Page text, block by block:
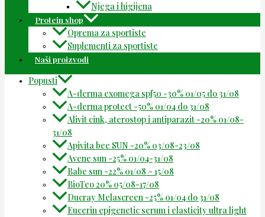
Njega i higijena
Protein shop
Oprema za sportiste
Suplementi za sportiste
Naši proizvodi
Popusti
A-derma exomega spf50 -30% 01/05 do 31/08
A-derma protect -50% 01/04 do 31/08
Alivit cink, aterostop i antiparazit -20% 01/08-
31/08
Apivita bee SUN -20% 03/08-23/08
Avene sun -25% 01/04-31/08
Babe sun -22% 01/08 – 15/08
BioTeo 20% 05/08-17/08
Ducray Melascreen -25% 01/04 do 31/08
Eucerin epigenetic serum i elasticity ultra light